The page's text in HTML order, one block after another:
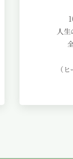
人生
（